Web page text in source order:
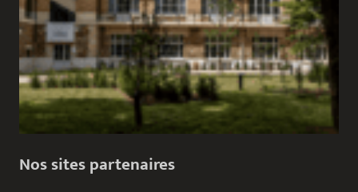
Nos sites partenaires